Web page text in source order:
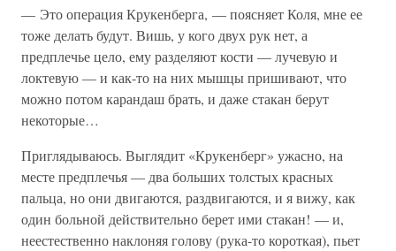
— Это операция Крукенберга, — поясняет Коля, мне ее
тоже делать будут. Вишь, у кого двух рук нет, а
предплечье цело, ему разделяют кости — лучевую и
локтевую — и как-то на них мышцы пришивают, что
можно потом карандаш брать, и даже стакан берут
некоторые…
Приглядываюсь. Выглядит «Крукенберг» ужасно, на
месте предплечья — два больших толстых красных
пальца, но они двигаются, раздвигаются, и я вижу, как
один больной действительно берет ими стакан! — и,
неестественно наклоняя голову (рука-то короткая), пьет